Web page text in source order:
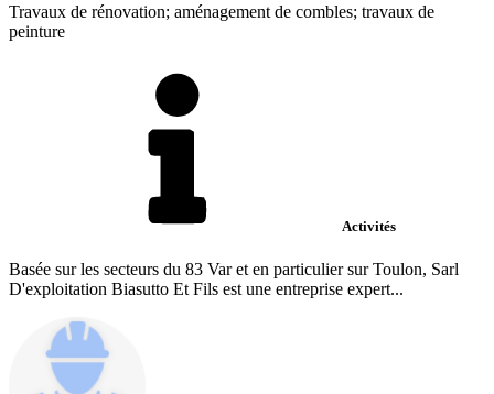
Travaux de rénovation; aménagement de combles; travaux de
peinture
Activités
Basée sur les secteurs du 83 Var et en particulier sur Toulon, Sarl
D'exploitation Biasutto Et Fils est une entreprise expert...